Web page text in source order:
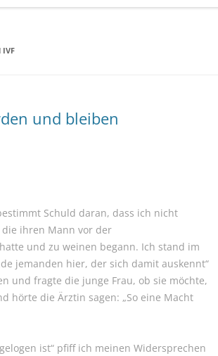
IVF
und bleiben
Schuld daran, dass ich nicht
die ihren Mann vor der
und zu weinen begann. Ich stand im
jemanden hier, der sich damit auskennt“
und fragte die junge Frau, ob sie möchte,
hörte die Ärztin sagen: „So eine Macht
ist“ pfiff ich meinen Widersprechen